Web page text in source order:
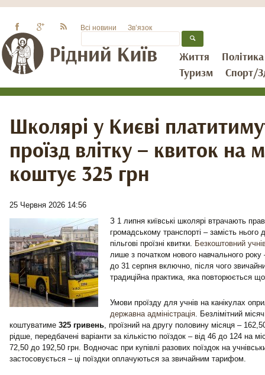
Життя
Політика
Туризм
Спорт/
Всі новини Зв’язок
Школярі у Києві
проїзд влітку – квиток на
коштує 325 грн
25 Червня 2026 14:56
З 1 липня київські школярі втрачають
громадському транспорті – замість нього
пільгові проїзні квитки. Безкоштовний
лише з початком нового навчального року
до 31 серпня включно, після чого
традиційна практика, яка повторюється
Умови проїзду для учнів на канікулах
державна адміністрація. Безлімітний
коштуватиме 325 гривень, проїзний на другу половину місяця –
рідше, передбачені варіанти за кількістю поїздок – від 46 до 124 на
72,50 до 192,50 грн. Водночас при купівлі разових поїздок на
застосовується – ці поїздки оплачуються за звичайним тарифом.